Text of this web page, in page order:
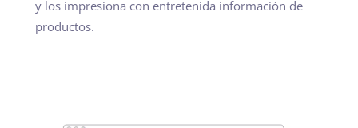
y los impresiona con entretenida información de
productos.